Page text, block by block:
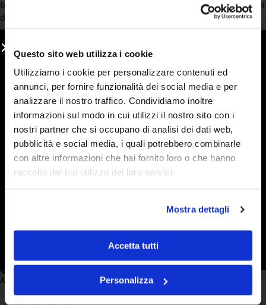
Questo sito web utilizza i cookie
Utilizziamo i cookie per personalizzare contenuti ed
annunci, per fornire funzionalità dei social media e per
analizzare il nostro traffico. Condividiamo inoltre
informazioni sul modo in cui utilizzi il nostro sito con i
nostri partner che si occupano di analisi dei dati web,
pubblicità e social media, i quali potrebbero combinarle
con altre informazioni che hai fornito loro o che hanno
raccolto dal tuo utilizzo dei loro servizi.
Mostra dettagli
Accetta tutti
Personalizza
bancarelle e non le ho più lasciate. Vera frutta e una consistenza
deliziosa. Le mie preferite sono arancia, visciole e fragola, ma
volendo si può osare di più con una vasta gamma di gusti.
Acquirente verificato
6 Giorni Fa
Ho acquistato di nuovo marmellate e sono strepitose. Condivido
la loro bontà con amici e farò sicuramente altri ordini.
Spedizione perfetta.
Acquirente verificato
ho conosciuto l'azienda gironzolando sul web alla ricerca di
marmellate che contengano veramente la frutta e devo dire che
le aspettative sono state soddisfatte. Buon prodotto e molto
efficienti anche dal punto di vista della spedizione e consegna
Acquirente verificato